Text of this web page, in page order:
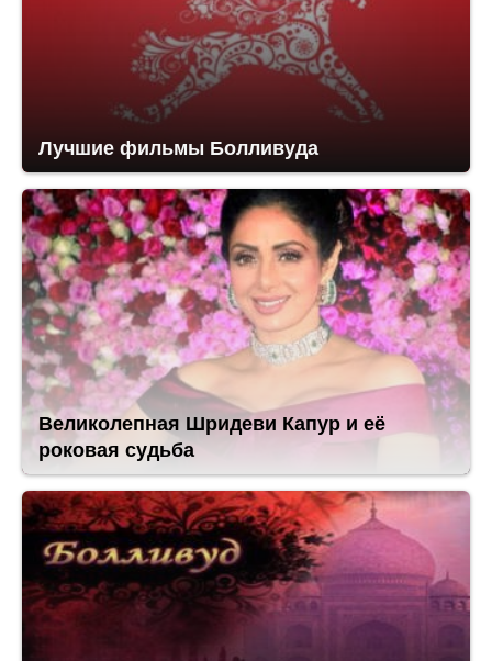
Лучшие фильмы Болливуда
Великолепная Шридеви Капур и её
роковая судьба